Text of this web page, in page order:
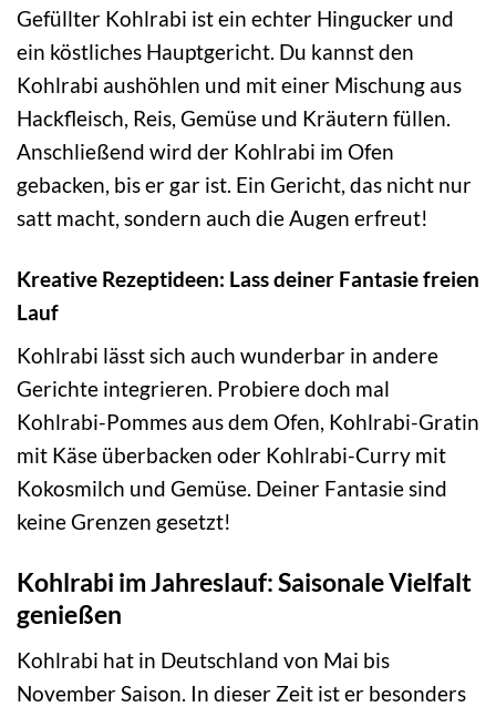
Gefüllter Kohlrabi ist ein echter Hingucker und
ein köstliches Hauptgericht. Du kannst den
Kohlrabi aushöhlen und mit einer Mischung aus
Hackfleisch, Reis, Gemüse und Kräutern füllen.
Anschließend wird der Kohlrabi im Ofen
gebacken, bis er gar ist. Ein Gericht, das nicht nur
satt macht, sondern auch die Augen erfreut!
Kreative Rezeptideen: Lass deiner Fantasie freien
Lauf
Kohlrabi lässt sich auch wunderbar in andere
Gerichte integrieren. Probiere doch mal
Kohlrabi-Pommes aus dem Ofen, Kohlrabi-Gratin
mit Käse überbacken oder Kohlrabi-Curry mit
Kokosmilch und Gemüse. Deiner Fantasie sind
keine Grenzen gesetzt!
Kohlrabi im Jahreslauf: Saisonale Vielfalt
genießen
Kohlrabi hat in Deutschland von Mai bis
November Saison. In dieser Zeit ist er besonders